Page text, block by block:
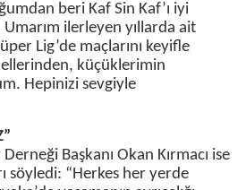
beri Kaf Sin Kaf’ı iyi
ilerleyen yıllarda ait
Lig’de maçlarını keyifle
küçüklerimin
Hepinizi sevgiyle
Başkanı Okan Kırmacı ise
söyledi: “Herkes her yerde